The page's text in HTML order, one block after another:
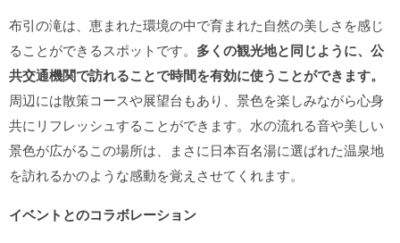
布引の滝は、恵まれた環境の中で育まれた自然の美しさを感じ
ることができるスポットです。 多くの観光地と同じように、公
共交通機関で訪れることで時間を有効に使うことができます。
周辺には散策コースや展望台もあり、景色を楽しみながら心身
共にリフレッシュすることができます。水の流れる音や美しい
景色が広がるこの場所は、まさに日本百名湯に選ばれた温泉地
を訪れるかのような感動を覚えさせてくれます。
イベントとのコラボレーション